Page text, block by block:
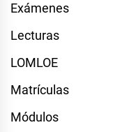
Exámenes
Lecturas
LOMLOE
Matrículas
Módulos